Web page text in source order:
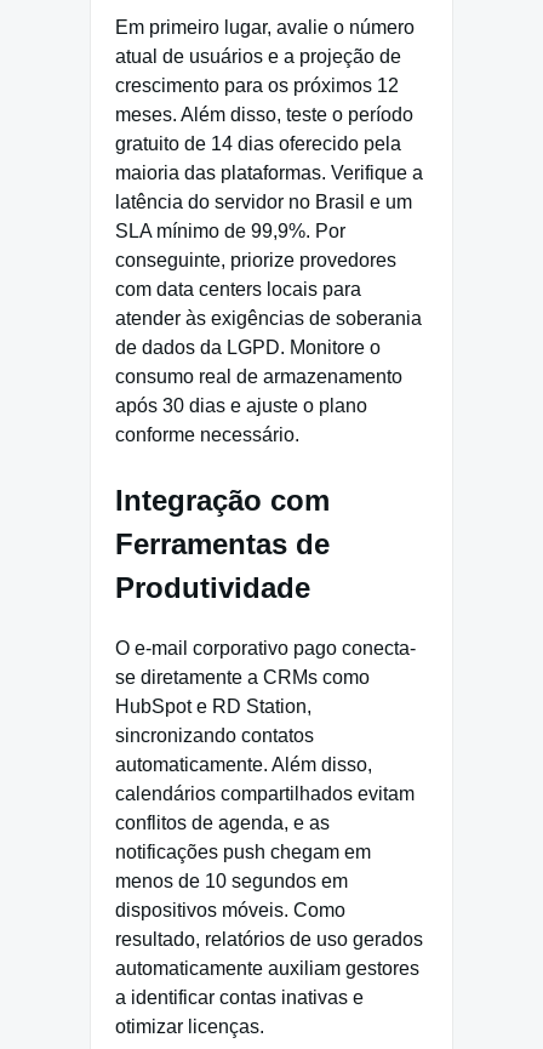
Em primeiro lugar, avalie o número
atual de usuários e a projeção de
crescimento para os próximos 12
meses. Além disso, teste o período
gratuito de 14 dias oferecido pela
maioria das plataformas. Verifique a
latência do servidor no Brasil e um
SLA mínimo de 99,9%. Por
conseguinte, priorize provedores
com data centers locais para
atender às exigências de soberania
de dados da LGPD. Monitore o
consumo real de armazenamento
após 30 dias e ajuste o plano
conforme necessário.
Integração com
Ferramentas de
Produtividade
O e-mail corporativo pago conecta-
se diretamente a CRMs como
HubSpot e RD Station,
sincronizando contatos
automaticamente. Além disso,
calendários compartilhados evitam
conflitos de agenda, e as
notificações push chegam em
menos de 10 segundos em
dispositivos móveis. Como
resultado, relatórios de uso gerados
automaticamente auxiliam gestores
a identificar contas inativas e
otimizar licenças.